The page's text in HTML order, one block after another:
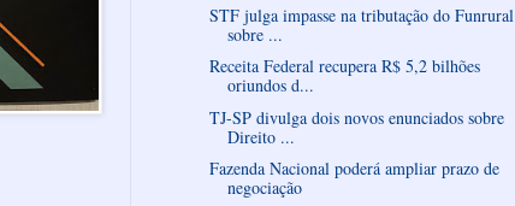
STF julga impasse na tributação do Funrural
sobre ...
Receita Federal recupera R$ 5,2 bilhões
oriundos d...
TJ-SP divulga dois novos enunciados sobre
Direito ...
Fazenda Nacional poderá ampliar prazo de
negociação